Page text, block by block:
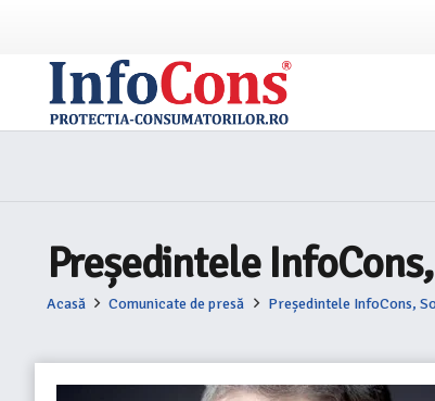
Președintele
Acasă Comunicate de presă Președintele InfoCons,